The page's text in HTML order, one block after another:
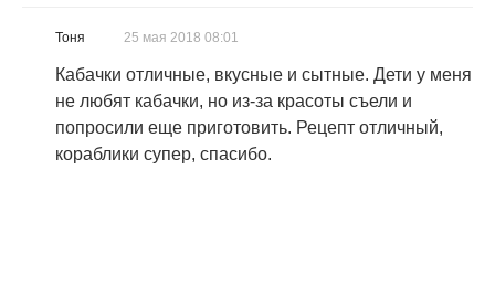
Тоня 25 мая 2018 08:01
Кабачки отличные, вкусные и сытные. Дети у меня
не любят кабачки, но из-за красоты съели и
попросили еще приготовить. Рецепт отличный,
кораблики супер, спасибо.